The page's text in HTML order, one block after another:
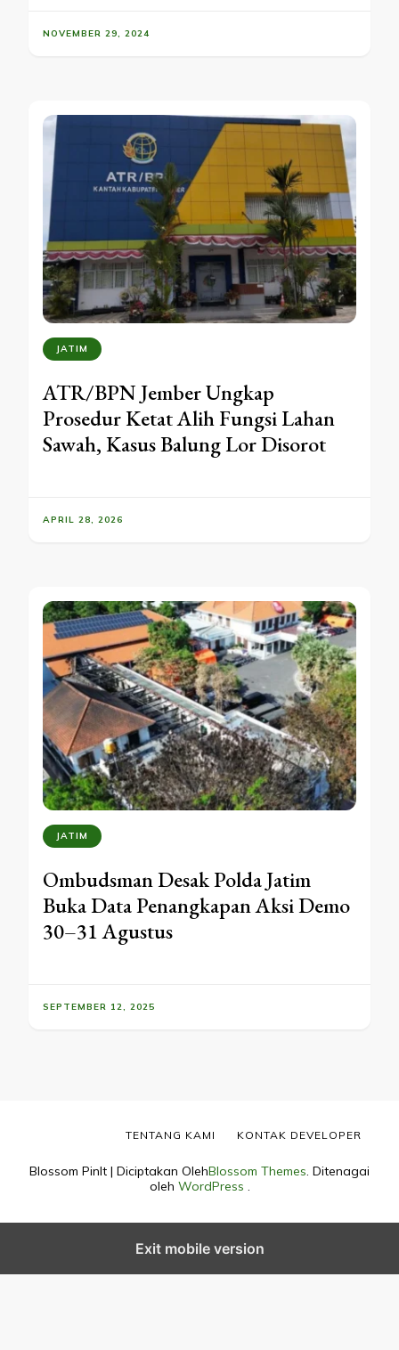
NOVEMBER 29, 2024
JATIM
ATR/BPN Jember Ungkap
Prosedur Ketat Alih Fungsi Lahan
Sawah, Kasus Balung Lor Disorot
APRIL 28, 2026
JATIM
Ombudsman Desak Polda Jatim
Buka Data Penangkapan Aksi Demo
30–31 Agustus
SEPTEMBER 12, 2025
Blossom PinIt | Diciptakan OlehBlossom Themes. Ditenagai
oleh WordPress .
TENTANG KAMI KONTAK DEVELOPER
Exit mobile version